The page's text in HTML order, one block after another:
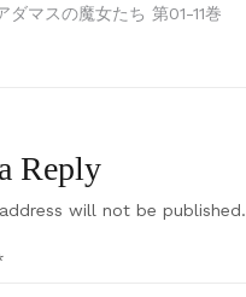
ダマスの魔女たち 第01-11巻
Reply
will not be published.